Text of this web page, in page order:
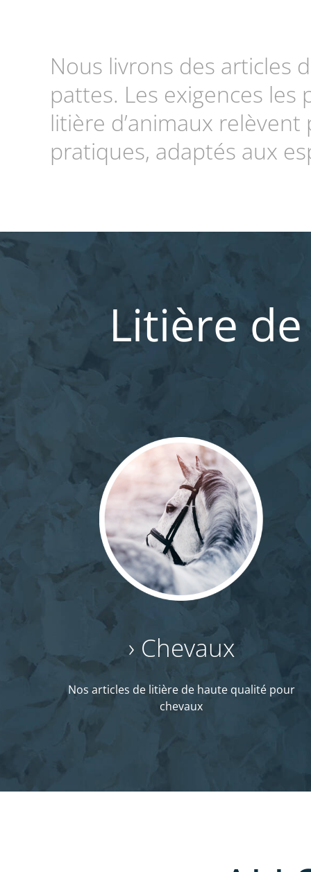
Nous livrons des articles
pattes. Les exigences
litière d’animaux
pratiques, adaptés aux
Litière
› Chevaux
Nos articles de litière de haute qualité pour
chevaux